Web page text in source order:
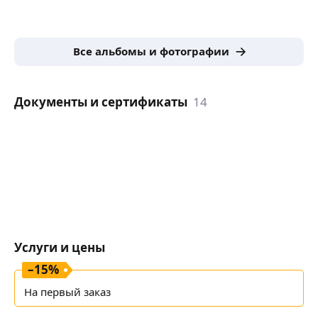
Все альбомы и фотографии
Документы и сертификаты 14
Услуги и цены
–15%
На первый заказ